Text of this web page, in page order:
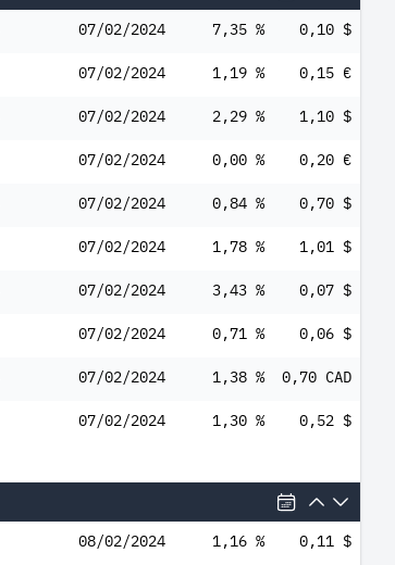
07/02/2024 7,35 % 0,10 $
07/02/2024 1,19 % 0,15 €
07/02/2024 2,29 % 1,10 $
07/02/2024 0,00 % 0,20 €
07/02/2024 0,84 % 0,70 $
07/02/2024 1,78 % 1,01 $
07/02/2024 3,43 % 0,07 $
07/02/2024 0,71 % 0,06 $
07/02/2024 1,38 % 0,70 CAD
07/02/2024 1,30 % 0,52 $
08/02/2024 1,16 % 0,11 $